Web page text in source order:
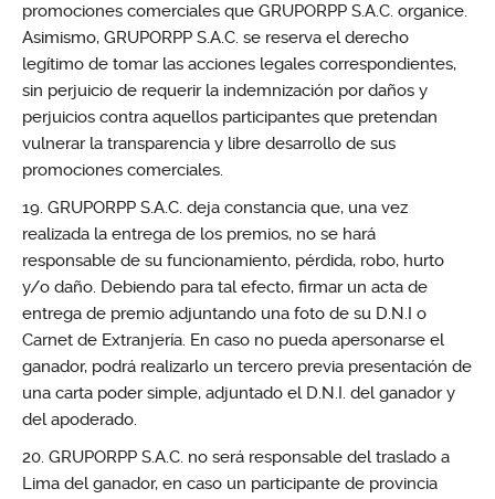
promociones comerciales que GRUPORPP S.A.C. organice.
Asimismo, GRUPORPP S.A.C. se reserva el derecho
legítimo de tomar las acciones legales correspondientes,
sin perjuicio de requerir la indemnización por daños y
perjuicios contra aquellos participantes que pretendan
vulnerar la transparencia y libre desarrollo de sus
promociones comerciales.
GRUPORPP S.A.C. deja constancia que, una vez
realizada la entrega de los premios, no se hará
responsable de su funcionamiento, pérdida, robo, hurto
y/o daño. Debiendo para tal efecto, firmar un acta de
entrega de premio adjuntando una foto de su D.N.I o
Carnet de Extranjería. En caso no pueda apersonarse el
ganador, podrá realizarlo un tercero previa presentación de
una carta poder simple, adjuntado el D.N.I. del ganador y
del apoderado.
GRUPORPP S.A.C. no será responsable del traslado a
Lima del ganador, en caso un participante de provincia